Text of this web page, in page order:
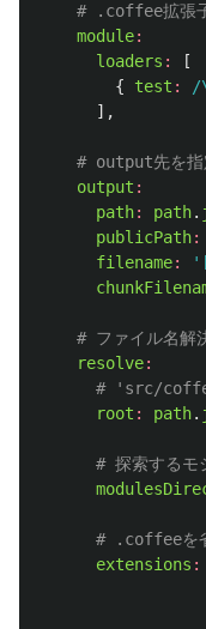
# .coffee拡張
module:
loaders :
[
{
test : /
],
# output先を
output :
path: path.
publicPath:
filename:
# ファイル名解
resolve:
# 'src/coffee'
root : path.
# 探索するモ
# .coffeeを
extensions :